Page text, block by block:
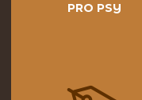
PRO PSY